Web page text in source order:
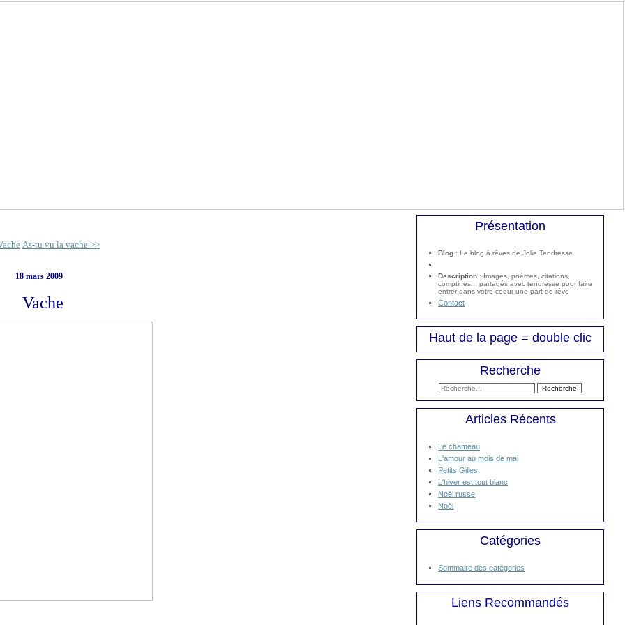
As-tu vu la vache >>
18 mars 2009
Vache
Présentation
Blog : Le blog à rêves de Jolie Tendresse
Description : Images, poèmes, citations,
comptines... partagés avec tendresse pour faire
entrer dans votre coeur une part de rêve
Contact
Haut de la page = double clic
Recherche
Articles Récents
Le chameau
L'amour au mois de mai
Petits Gilles
L'hiver est tout blanc
Noël russe
Noël
Catégories
Sommaire des catégories
Liens Recommandés